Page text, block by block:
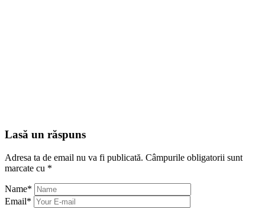
Lasă un răspuns
Adresa ta de email nu va fi publicată. Câmpurile obligatorii sunt
marcate cu *
Name*
Email*